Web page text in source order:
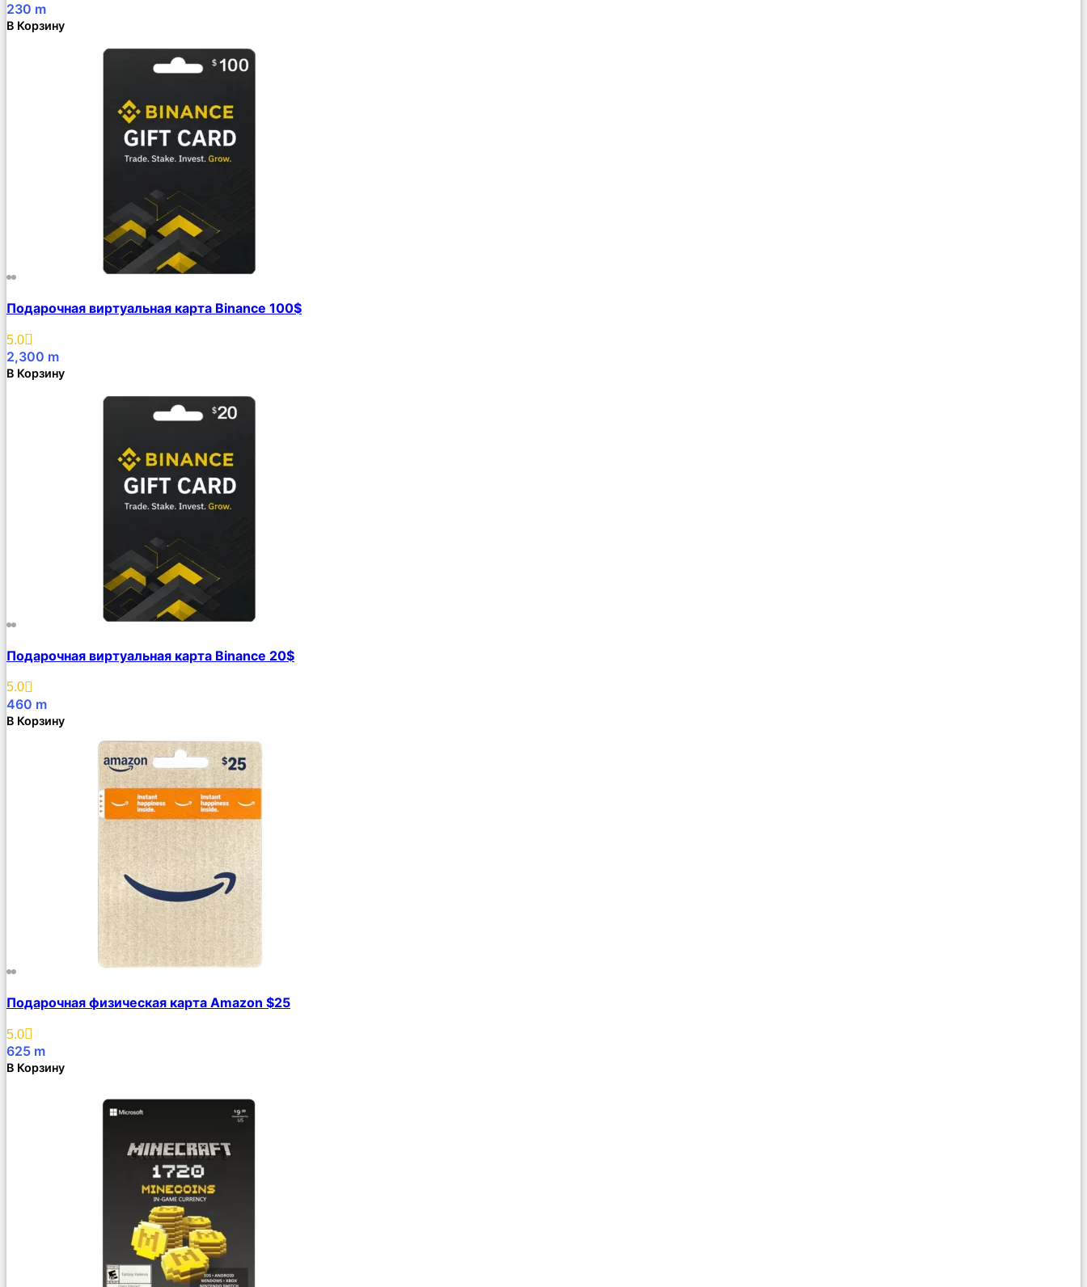
230 m
В Корзину
Подарочная виртуальная карта Binance 100$
5.0
2,300 m
В Корзину
Подарочная виртуальная карта Binance 20$
5.0
460 m
В Корзину
Подарочная физическая карта Amazon $25
5.0
625 m
В Корзину